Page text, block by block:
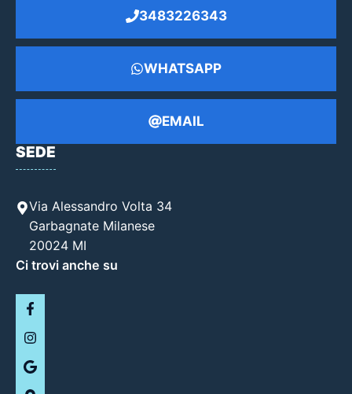
3483226343
WHATSAPP
EMAIL
SEDE
Via Alessandro Volta 34
Garbagnate Milanese
20024 MI
Ci trovi anche su